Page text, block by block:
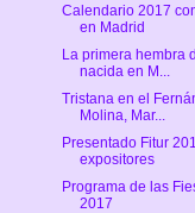
Calendario 2017
en Madrid
La primera hembra
nacida en M...
Tristana en el
Molina, Mar...
Presentado Fitur
expositores
Programa de las
2017